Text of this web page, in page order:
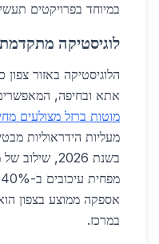
במיוחד בפרויקטים
לוגיסטיקה
הלוגיסטיקה באזור
אתא ובחיפה,
מוטות ברזל מצולעים
מעליות הידראוליות
במרכז.